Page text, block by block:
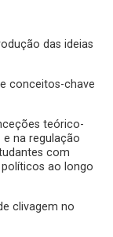
das ideias
conceitos-chave
teórico-
na regulação
com
ao longo
clivagem no